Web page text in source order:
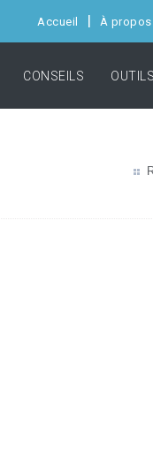
Accueil À propos
CONSEILS OUTILS